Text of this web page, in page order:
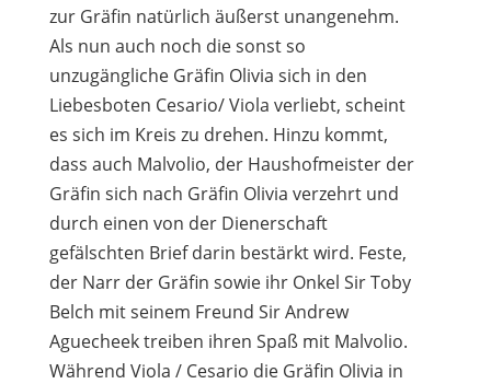
zur Gräfin natürlich äußerst unangenehm.
Als nun auch noch die sonst so
unzugängliche Gräfin Olivia sich in den
Liebesboten Cesario/ Viola verliebt, scheint
es sich im Kreis zu drehen. Hinzu kommt,
dass auch Malvolio, der Haushofmeister der
Gräfin sich nach Gräfin Olivia verzehrt und
durch einen von der Dienerschaft
gefälschten Brief darin bestärkt wird. Feste,
der Narr der Gräfin sowie ihr Onkel Sir Toby
Belch mit seinem Freund Sir Andrew
Aguecheek treiben ihren Spaß mit Malvolio.
Während Viola / Cesario die Gräfin Olivia in